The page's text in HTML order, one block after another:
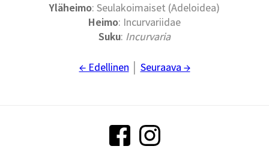
Yläheimo: Seulakoimaiset (Adeloidea)
Heimo: Incurvariidae
Suku: Incurvaria
← Edellinen Seuraava →